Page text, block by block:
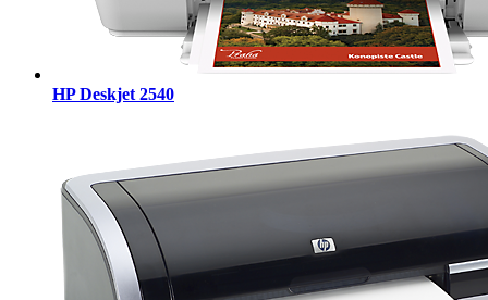
HP Deskjet 2540